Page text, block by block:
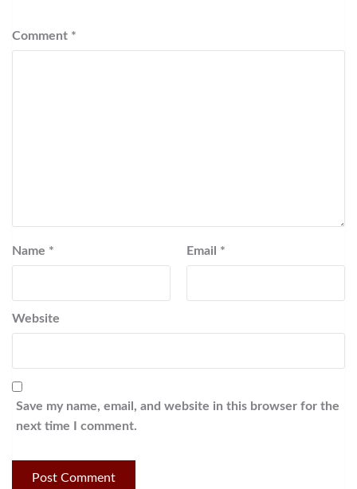
Comment *
Name * Email *
Website
Save my name, email, and website in this browser for the
next time I comment.